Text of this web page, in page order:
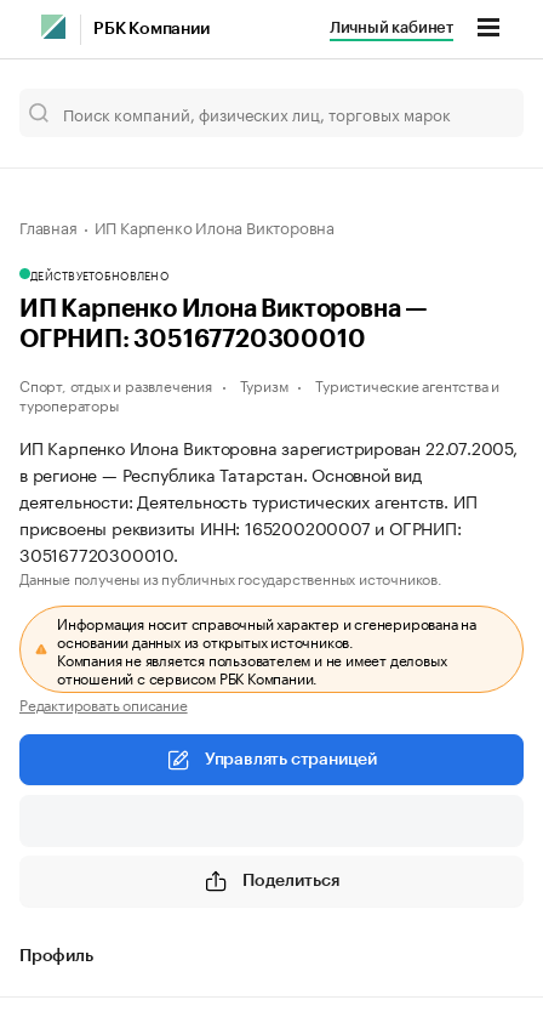
РБК Компании Личный кабинет
Главная ИП Карпенко Илона Викторовна
ДЕЙСТВУЕТОБНОВЛЕНО
ИП Карпенко Илона Викторовна —
ОГРНИП: 305167720300010
Спорт, отдых и развлечения Туризм
Туристические агентства и
туроператоры
ИП Карпенко Илона Викторовна зарегистрирован 22.07.2005,
в регионе — Республика Татарстан. Основной вид
деятельности: Деятельность туристических агентств. ИП
присвоены реквизиты ИНН: 165200200007 и ОГРНИП:
305167720300010.
Данные получены из публичных государственных источников.
Информация носит справочный характер и сгенерирована на
основании данных из открытых источников.
Компания не является пользователем и не имеет деловых
отношений с сервисом РБК Компании.
Редактировать описание
Управлять страницей
Поделиться
Профиль